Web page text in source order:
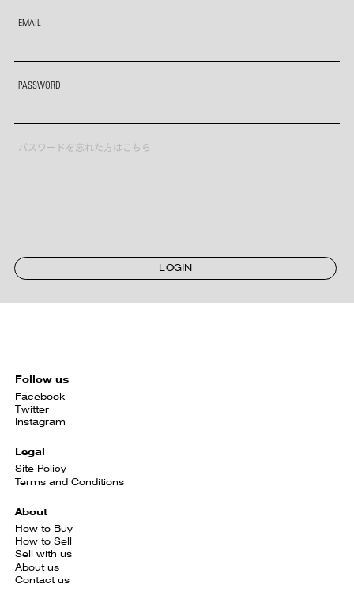
EMAIL
PASSWORD
パスワードを忘れた方はこちら
LOGIN
Follow us
Facebook
Twitter
Instagram
Legal
Site Policy
Terms and Conditions
About
How to Buy
How to Sell
Sell with us
About us
Contact us